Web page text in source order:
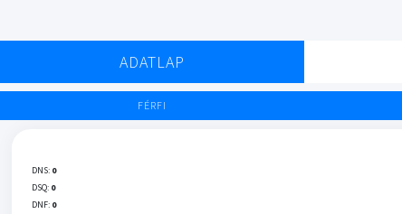
ADATLAP
FÉRFI
DNS: 0
DSQ: 0
DNF: 0